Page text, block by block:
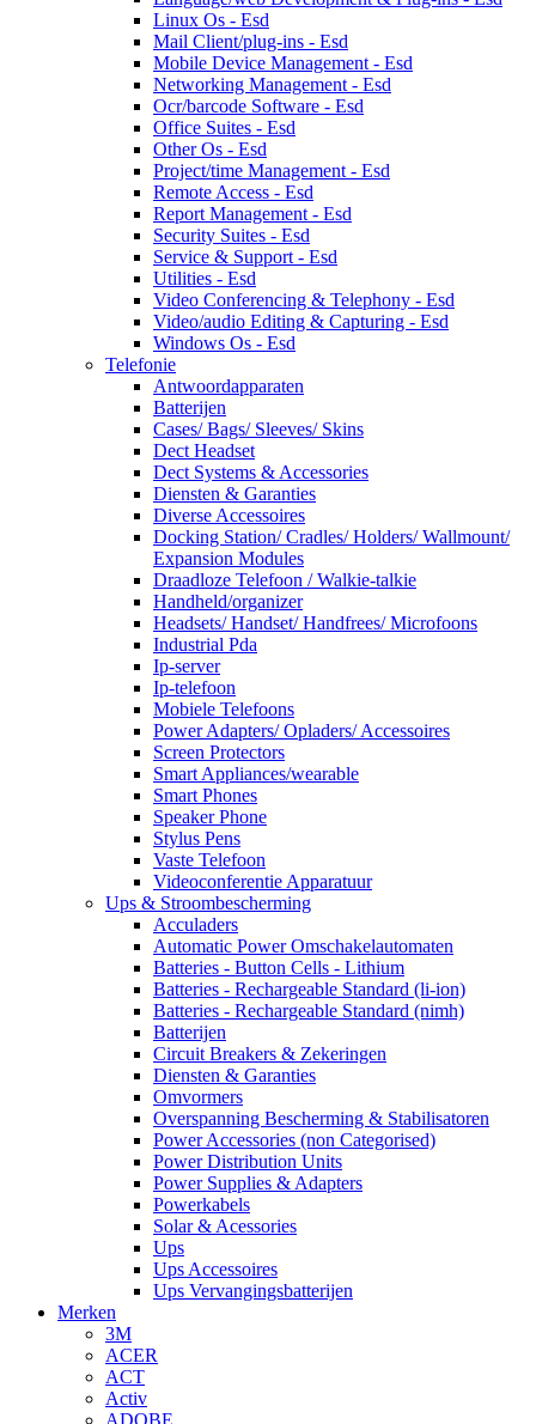
Linux Os - Esd
Mail Client/plug-ins - Esd
Mobile Device Management - Esd
Networking Management - Esd
Ocr/barcode Software - Esd
Office Suites - Esd
Other Os - Esd
Project/time Management - Esd
Remote Access - Esd
Report Management - Esd
Security Suites - Esd
Service & Support - Esd
Utilities - Esd
Video Conferencing & Telephony - Esd
Video/audio Editing & Capturing - Esd
Windows Os - Esd
Telefonie
Antwoordapparaten
Batterijen
Cases/ Bags/ Sleeves/ Skins
Dect Headset
Dect Systems & Accessories
Diensten & Garanties
Diverse Accessoires
Docking Station/ Cradles/ Holders/ Wallmount/
Expansion Modules
Draadloze Telefoon / Walkie-talkie
Handheld/organizer
Headsets/ Handset/ Handfrees/ Microfoons
Industrial Pda
Ip-server
Ip-telefoon
Mobiele Telefoons
Power Adapters/ Opladers/ Accessoires
Screen Protectors
Smart Appliances/wearable
Smart Phones
Speaker Phone
Stylus Pens
Vaste Telefoon
Videoconferentie Apparatuur
Ups & Stroombescherming
Acculaders
Automatic Power Omschakelautomaten
Batteries - Button Cells - Lithium
Batteries - Rechargeable Standard (li-ion)
Batteries - Rechargeable Standard (nimh)
Batterijen
Circuit Breakers & Zekeringen
Diensten & Garanties
Omvormers
Overspanning Bescherming & Stabilisatoren
Power Accessories (non Categorised)
Power Distribution Units
Power Supplies & Adapters
Powerkabels
Solar & Acessories
Ups
Ups Accessoires
Ups Vervangingsbatterijen
Merken
3M
ACER
ACT
Activ
ADOBE